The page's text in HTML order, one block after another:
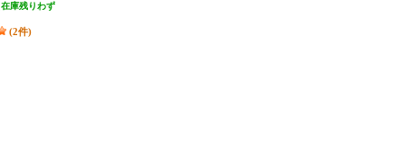
庫残りわず
(2件)